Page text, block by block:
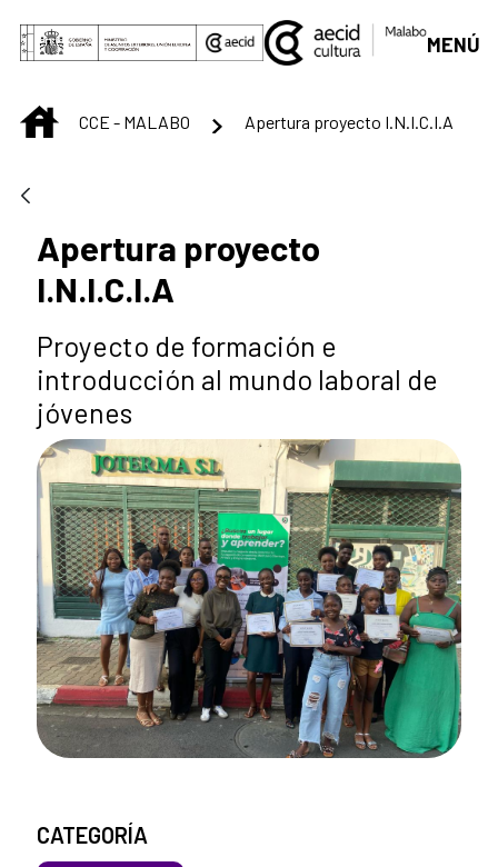
Saltar al contenido principal
MENÚ
INICIOCCE - MALABO Apertura proyecto I.N.I.C.I.A
Apertura proyecto
I.N.I.C.I.A
Proyecto de formación e
introducción al mundo laboral de
jóvenes
CATEGORÍA